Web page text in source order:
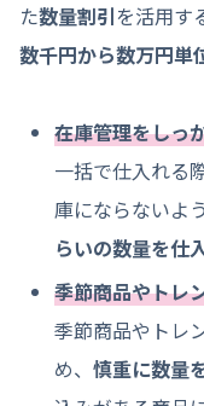
た数量割引を活用す
数千円から数万円単
在庫管理をしっ
一括で仕入れる
庫にならないよ
らいの数量を仕
季節商品やトレ
季節商品やトレ
め、慎重に数量